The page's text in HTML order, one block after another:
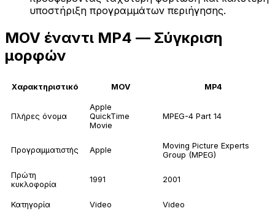
υποστήριξη προγραμμάτων περιήγησης.
MOV έναντι MP4 — Σύγκριση
μορφών
Χαρακτηριστικό MOV MP4
Πλήρες όνομα
Apple
QuickTime
Movie
MPEG-4 Part 14
Προγραμματιστής Apple
Moving Picture Experts
Group (MPEG)
Πρώτη
κυκλοφορία
1991 2001
Κατηγορία Video Video